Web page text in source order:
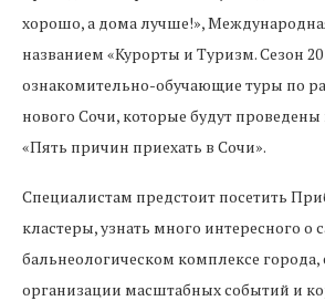
хорошо, а дома лучше!»,
названием «Курорты и Туризм. Сезон
ознакомительно-обучающие туры по
нового Сочи, которые будут проведены
«Пять причин приехать в Сочи».
Специалистам предстоит посетить
кластеры, узнать много интересного о
бальнеологическом комплексе города,
организации масштабных событий и